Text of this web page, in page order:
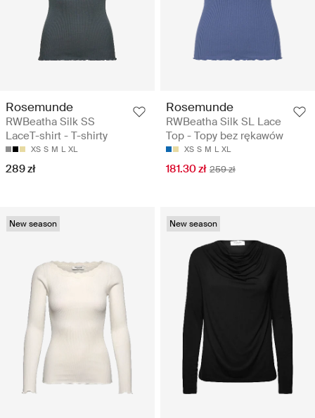
Rosemunde
RWBeatha Silk SS
LaceT-shirt - T-shirty
XS S M L XL
289 zł
Rosemunde
RWBeatha Silk SL Lace
Top - Topy bez rękawów
XS S M L XL
181.30 zł 259 zł
New season New season